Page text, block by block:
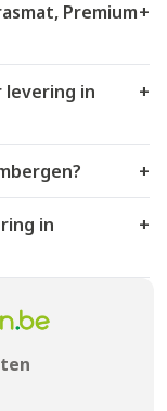
Premium+
levering in
+
+
in
+